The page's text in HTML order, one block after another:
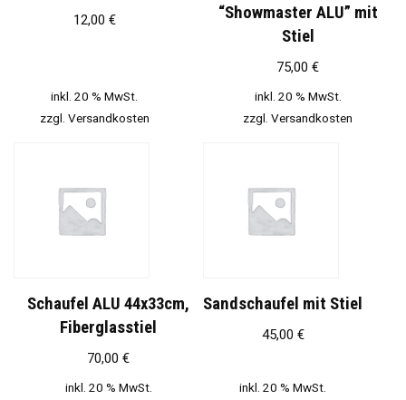
12,00 €
inkl. 20 % MwSt.
zzgl. Versandkosten
“Showmaster ALU” mit
Stiel
75,00 €
inkl. 20 % MwSt.
zzgl. Versandkosten
Schaufel ALU 44x33cm,
Fiberglasstiel
70,00 €
inkl. 20 % MwSt.
Sandschaufel mit Stiel
45,00 €
inkl. 20 % MwSt.